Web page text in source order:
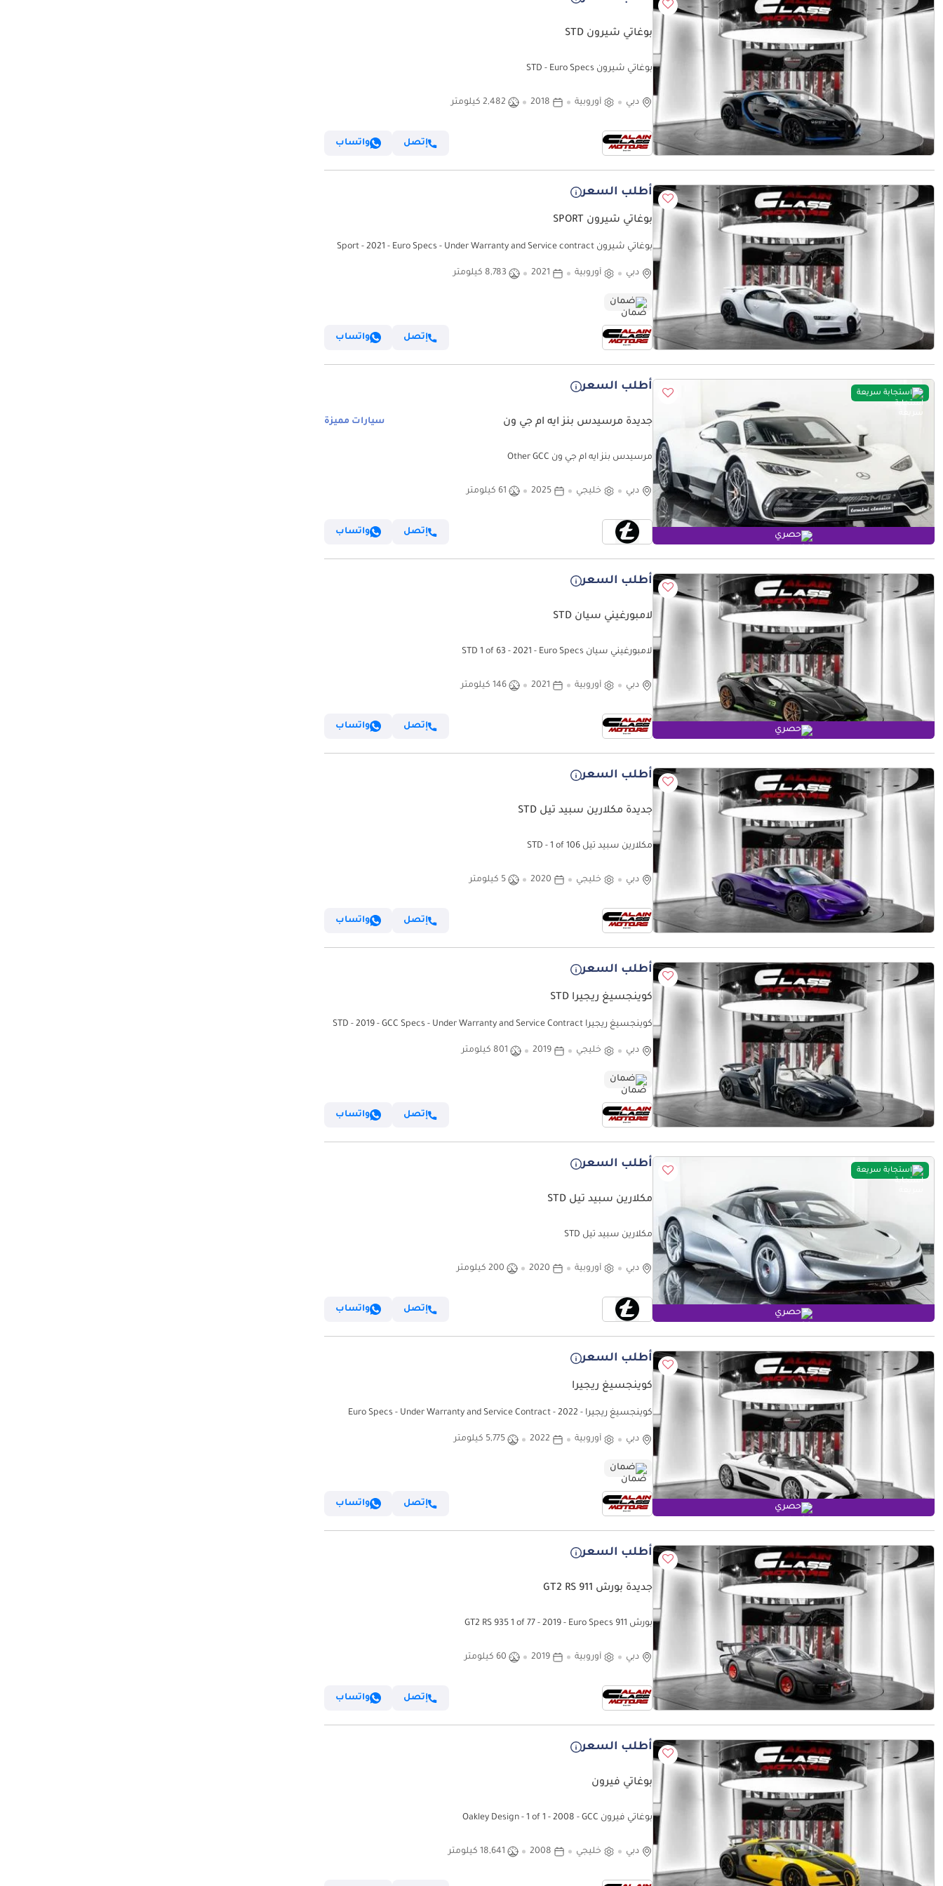
بوغاتي شيرون STD
بوغاتي شيرون STD - Euro Specs
دبي أوروبية 2018 2,482 كيلومتر
إتصل واتساب
أطلب السعر
بوغاتي شيرون SPORT
بوغاتي شيرون Sport - 2021 - Euro Specs - Under Warranty and Service contract
دبي أوروبية 2021 8,783 كيلومتر
ضمان
إتصل واتساب
استجابة سريعة
حصري
أطلب السعر
جديدة مرسيدس بنز ايه ام جي ون سيارات مميزة
مرسيدس بنز ايه ام جي ون Other GCC
دبي خليجي 2025 61 كيلومتر
إتصل واتساب
حصري
أطلب السعر
لامبورغيني سيان STD
لامبورغيني سيان STD 1 of 63 - 2021 - Euro Specs
دبي أوروبية 2021 146 كيلومتر
إتصل واتساب
أطلب السعر
جديدة مكلارين سبيد تيل STD
مكلارين سبيد تيل STD - 1 of 106
دبي خليجي 2020 5 كيلومتر
إتصل واتساب
أطلب السعر
كوينجسيغ ريجيرا STD
كوينجسيغ ريجيرا STD - 2019 - GCC Specs - Under Warranty and Service Contract
دبي خليجي 2019 801 كيلومتر
ضمان
إتصل واتساب
استجابة سريعة
حصري
أطلب السعر
مكلارين سبيد تيل STD
مكلارين سبيد تيل STD
دبي أوروبية 2020 200 كيلومتر
إتصل واتساب
حصري
أطلب السعر
كوينجسيغ ريجيرا
كوينجسيغ ريجيرا - 2022 - Euro Specs - Under Warranty and Service Contract
دبي أوروبية 2022 5,775 كيلومتر
ضمان
إتصل واتساب
أطلب السعر
جديدة بورش 911 GT2 RS
بورش 911 GT2 RS 935 1 of 77 - 2019 - Euro Specs
دبي أوروبية 2019 60 كيلومتر
إتصل واتساب
أطلب السعر
بوغاتي فيرون
بوغاتي فيرون Oakley Design - 1 of 1 - 2008 - GCC
دبي خليجي 2008 18,641 كيلومتر